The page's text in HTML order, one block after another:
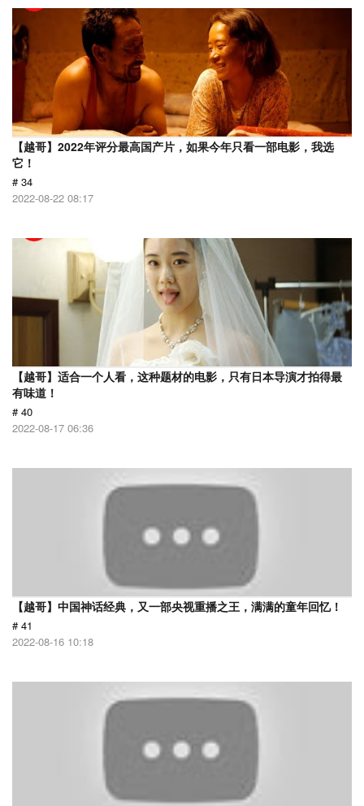
【越哥】2022年评分最高国产片，如果今年只看一部电影，我选
它！
# 34
2022-08-22 08:17
【越哥】适合一个人看，这种题材的电影，只有日本导演才拍得最
有味道！
# 40
2022-08-17 06:36
【越哥】中国神话经典，又一部央视重播之王，满满的童年回忆！
# 41
2022-08-16 10:18